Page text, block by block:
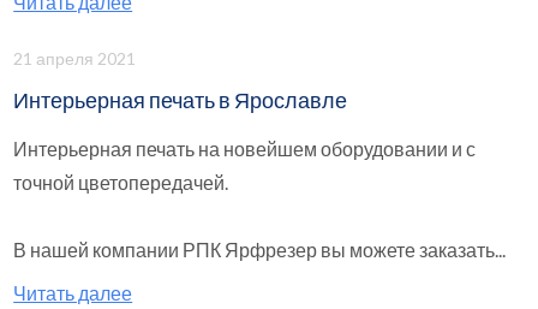
21 апреля 2021
Интерьерная печать в Ярославле
Интерьерная печать на новейшем оборудовании и с
точной цветопередачей.
В нашей компании РПК Ярфрезер вы можете заказать...
Читать далее